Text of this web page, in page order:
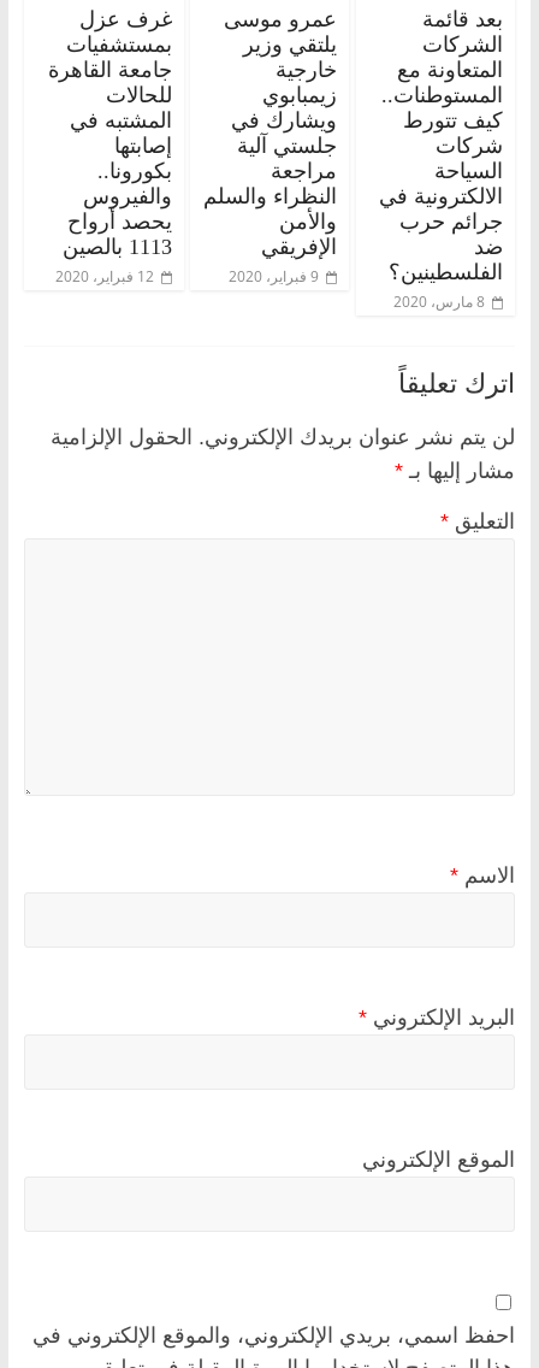
بعد قائمة
الشركات
المتعاونة مع
المستوطنات..
كيف تتورط
شركات
السياحة
الالكترونية في
جرائم حرب
ضد
الفلسطينين؟
8 مارس، 2020
عمرو موسى
يلتقي وزير
خارجية
زيمبابوي
ويشارك في
جلستي آلية
مراجعة
النظراء والسلم
والأمن
الإفريقي
9 فبراير، 2020
غرف عزل
بمستشفيات
جامعة القاهرة
للحالات
المشتبه في
إصابتها
بكورونا..
والفيروس
يحصد أرواح
1113 بالصين
12 فبراير، 2020
اترك تعليقاً
لن يتم نشر عنوان بريدك الإلكتروني. الحقول الإلزامية
مشار إليها بـ *
التعليق *
الاسم *
البريد الإلكتروني *
الموقع الإلكتروني
احفظ اسمي، بريدي الإلكتروني، والموقع الإلكتروني في